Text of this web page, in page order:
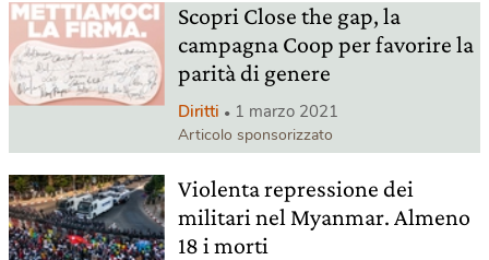
Scopri Close the gap, la
campagna Coop per favorire la
parità di genere
Diritti 1 marzo 2021
Articolo sponsorizzato
Violenta repressione dei
militari nel Myanmar. Almeno
18 i morti